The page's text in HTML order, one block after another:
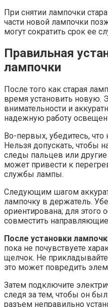
При снятии лампочки
части новой лампочки
могут сократить срок ее
Правильная
лампочки
После того как старая
время установить новую.
внимательности и
надежную работу
Во-первых, убедитесь, что
Нельзя допускать, чтобы
следы пальцев или другие
может привести к
службы лампы.
Следующим шагом
лампочку в держатель.
ориентирована; для этого
совместить
После установки
пока не почувствуете
щелчок. Не
это может повредить
Затем подключите
следя за тем, чтобы он
разъем неправильно